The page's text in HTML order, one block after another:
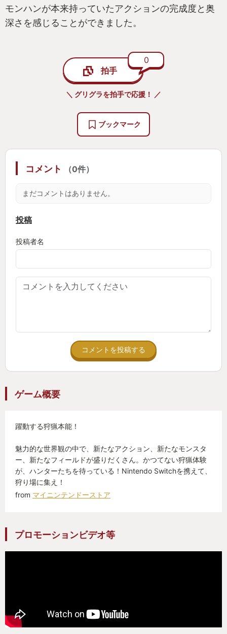
モンハンが本来持っていたアクションの完成度と奥
深さを感じることができました。
拍手
0
＼ グリグラを拍手で応援！ ／
ブックマーク
コメント （0件）
まだコメントはありません。
投稿
投稿者名
コメントを投稿する
ゲーム概要
躍動する狩猟本能！
魅力的な世界観の中で、新たなアクション、新たなモンスタ
ー、新たなフィールドが盛りだくさん。かつてない狩猟体験
が、ハンターたちを待っている！Nintendo Switchを携えて、
狩り場に集え！
from マイニンテンドーストア
プロモーションビデオ等